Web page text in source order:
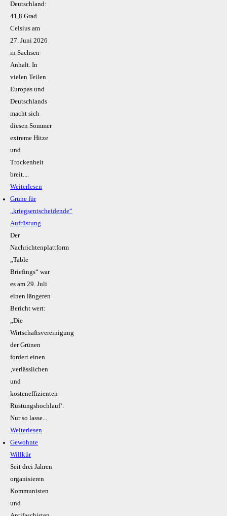
Deutschland:
41,8 Grad
Celsius am
27. Juni 2026
in Sachsen-
Anhalt. In
vielen Teilen
Europas und
Deutschlands
macht sich
diesen Sommer
extreme Hitze
und
Trockenheit
breit....
Weiterlesen
Grüne für
„kriegsentscheidende“
Aufrüstung
Der
Nachrichtenplattform
„Table
Briefings“ war
es am 29. Juli
einen längeren
Bericht wert:
„Die
Wirtschaftsvereinigung
der Grünen
fordert einen
‚verlässlichen
und
kosteneffizienten
Rüstungshochlauf‘.
Nur so lasse...
Weiterlesen
Gewohnte
Willkür
Seit drei Jahren
organisieren
Kommunisten
und